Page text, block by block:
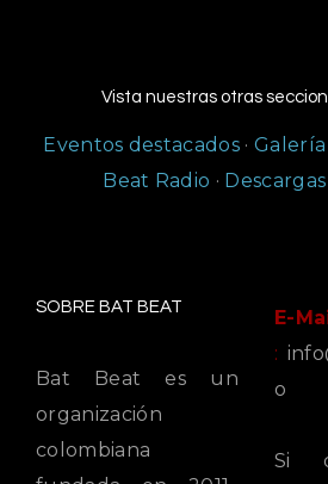
Vista nuestras otras
Eventos destacados ·
Beat Radio · Descargas
SOBRE BAT BEAT
Bat Beat es un
organización
colombiana
E-
:
o
Si